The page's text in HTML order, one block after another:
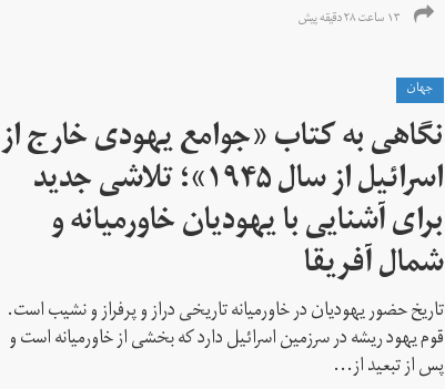
۱۳ ساعت ۲۸ دقیقه پیش
جهان
نگاهی به کتاب «جوامع یهودی خارج از
اسرائیل از سال ۱۹۴۵»؛ تلاشی جدید
برای آشنایی با یهودیان خاورمیانه و
شمال آفریقا
تاریخ حضور یهودیان در خاورمیانه تاریخی دراز و پرفراز و نشیب است.
قوم یهود ریشه در سرزمین اسرائیل دارد که بخشی از خاورمیانه است و
پس از تبعید از...